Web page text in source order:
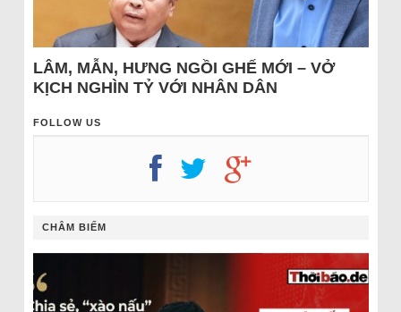
LÂM, MẪN, HƯNG NGỒI GHẾ MỚI – VỞ
KỊCH NGHÌN TỶ VỚI NHÂN DÂN
FOLLOW US
CHÂM BIẾM